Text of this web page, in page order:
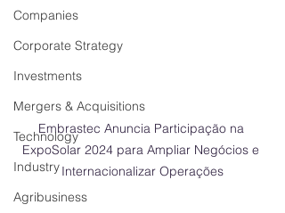
Companies
Corporate Strategy
Investments
Mergers & Acquisitions
Technology
Industry
Agribusiness
Embrastec Anuncia Participação na
ExpoSolar 2024 para Ampliar Negócios e
Internacionalizar Operações